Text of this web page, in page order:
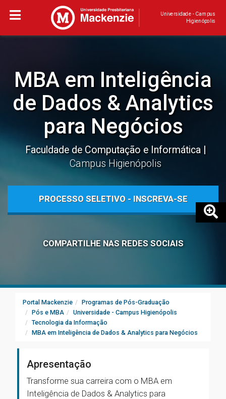
Universidade - Campus
Higienópolis
MBA em Inteligência
de Dados & Analytics
para Negócios
Faculdade de Computação e Informática
Campus Higienópolis
PROCESSO SELETIVO - INSCREVA-SE
COMPARTILHE NAS REDES SOCIAIS
Portal Mackenzie
Programas de Pós-Graduação
Pós e MBA
Universidade - Campus Higienópolis
Tecnologia da Informação
MBA em Inteligência de Dados & Analytics para Negócios
Apresentação
Transforme sua carreira com o MBA em
Inteligência de Dados & Analytics para